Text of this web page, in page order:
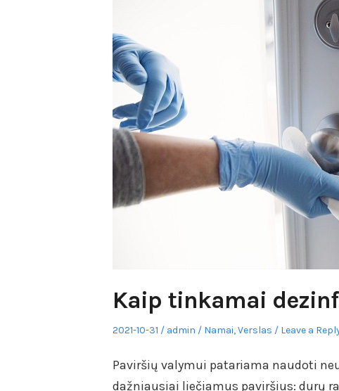
Kaip tinkamai
Posted
2021-10-31 Author
admin
Posted
Namai,Verslas Leave a
Paviršių valymui patariama naudoti
dažniausiai liečiamus paviršius: durų